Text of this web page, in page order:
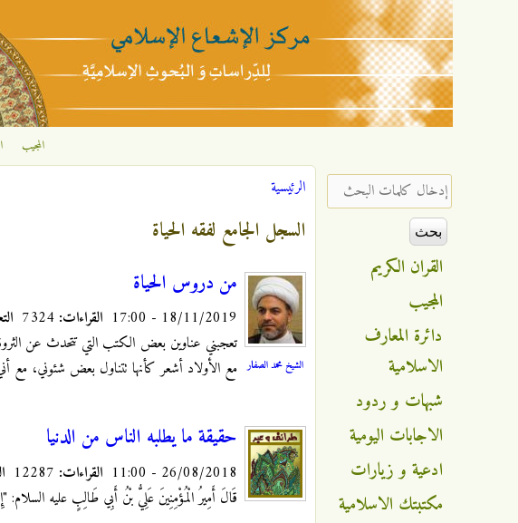
الإشعاع
الإسلامي
المجيب
أنت هنا
الرئيسية
السجل الجامع لفقه الحياة
الشيخ محمد الصفار
من دروس الحياة
18/11/2019 - 17:00 القراءات:
تعجبني عناوين بعض الكتب التي تتحدث عن
مع الأولاد أشعر كأنها تتناول بعض شئوني، مع
حقيقة ما يطلبه الناس من الدنيا
26/08/2018 - 11:00 القراءات:
قَالَ أَمِيرُ الْمُؤْمِنِينَ عَلِيُّ بْنُ أَبِي طَالِبٍ عليه
‏إدخال كلمات البحث ‏
القران الكريم
المجيب
دائرة المعارف
الاسلامية
شبهات و ردود
الاجابات اليومية
ادعية و زيارات
مكتبتك الاسلامية